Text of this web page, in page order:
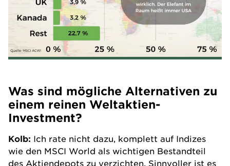
Was sind mögliche Alternativen zu
einem reinen Weltaktien-
Investment?
Kolb: Ich rate nicht dazu, komplett auf Indizes
wie den MSCI World als wichtigen Bestandteil
des Aktiendepots zu verzichten. Sinnvoller ist es